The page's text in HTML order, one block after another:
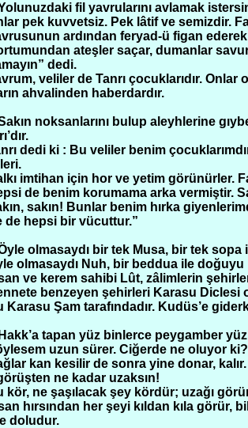
fil yavrularını avlamak
pek kuvvetsiz. Pek lâtif ve semizdir.
ardından feryad-ü figan
ateşler saçar, dumanlar
dedi.
veliler de Tanrı çocuklarıdır. Onlar
ahvalinden haberdardır.
noksanlarını bulup aleyhlerine
dedi ki : Bu veliler benim
imtihan için hor ve yetim görünürler.
de benim korumama arka vermiştir.
sakın! Bunlar benim hırka
de hepsi bir vücuttur.”
olmasaydı bir tek Musa, bir tek
olmasaydı Nuh, bir beddua ile
ve kerem sahibi Lût, zâlimlerin
benzeyen şehirleri Karasu Diclesi
Karasu Şam tarafındadır. Kudüs’e
tapan yüz binlerce peygamber
uzun sürer. Ciğerde ne oluyor
kan kesilir de sonra yine donar,
ne kadar uzaksın!
kör, ne şaşılacak şey kördür; uzağı
hırsından her şeyi kıldan kıla görür,
doludur.